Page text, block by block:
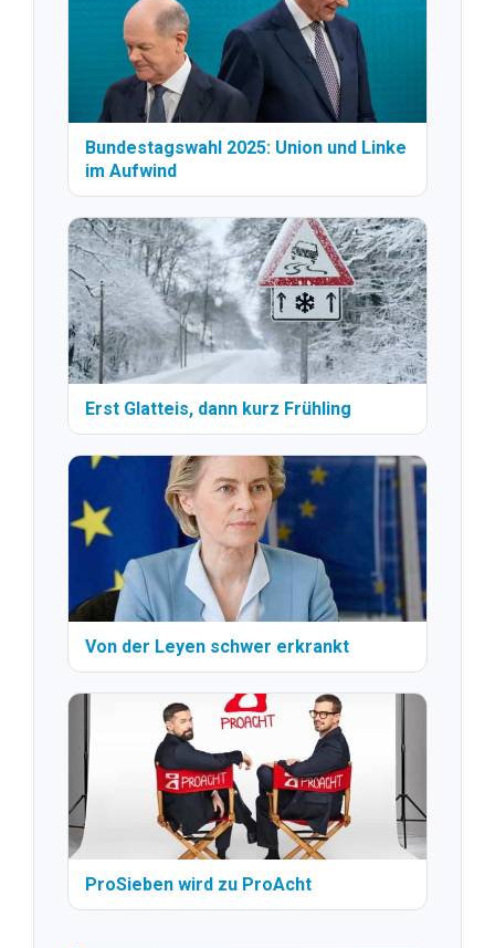
Bundestagswahl 2025: Union und Linke
im Aufwind
Erst Glatteis, dann kurz Frühling
Von der Leyen schwer erkrankt
ProSieben wird zu ProAcht